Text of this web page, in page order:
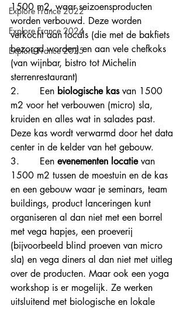
Explore France 2022
Explore France 2024
Explore France 2025
1500 m2, waar seizoensproducten
worden verbouwd. Deze worden
verkocht aan locals (die met de bakfiets
bezorgd worden) en aan vele chefkoks
(van wijnbar, bistro tot Michelin
sterrenrestaurant)
2.       Een biologische kas van 1500
m2 voor het verbouwen (micro) sla,
kruiden en alles wat in salades past.
Deze kas wordt verwarmd door het data
center in de kelder van het gebouw.
3.       Een evenementen locatie van
1500 m2 tussen de moestuin en de kas
en een gebouw waar je seminars, team
buildings, product lanceringen kunt
organiseren al dan niet met een borrel
met vega hapjes, een proeverij
(bijvoorbeeld blind proeven van micro
sla) en vega diners al dan niet met uitleg
over de producten. Maar ook een yoga
workshop is er mogelijk. Ze werken
uitsluitend met biologische en lokale